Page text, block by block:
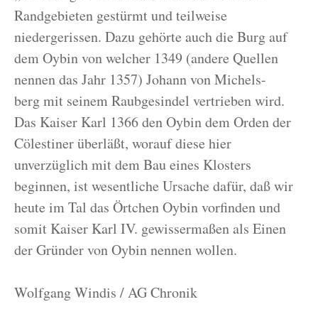
Randgebieten gestürmt und teilweise
niedergerissen. Dazu gehörte auch die Burg auf
dem Oybin von welcher 1349 (andere Quellen
nennen das Jahr 1357) Johann von Michels-
berg mit seinem Raubgesindel vertrieben wird.
Das Kaiser Karl 1366 den Oybin dem Orden der
Cölestiner überläßt, worauf diese hier
unverzüglich mit dem Bau eines Klosters
beginnen, ist wesentliche Ursache dafür, daß wir
heute im Tal das Örtchen Oybin vorfinden und
somit Kaiser Karl IV. gewissermaßen als Einen
der Gründer von Oybin nennen wollen.
Wolfgang Windis / AG Chronik